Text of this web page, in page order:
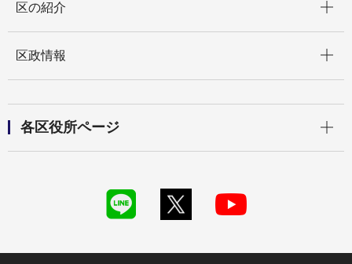
区の紹介
区政情報
各区役所ページ